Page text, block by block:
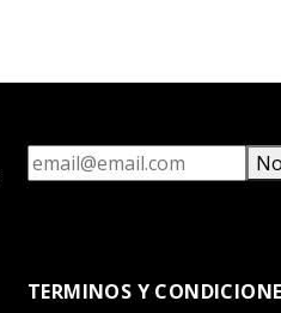
TERMINOS Y